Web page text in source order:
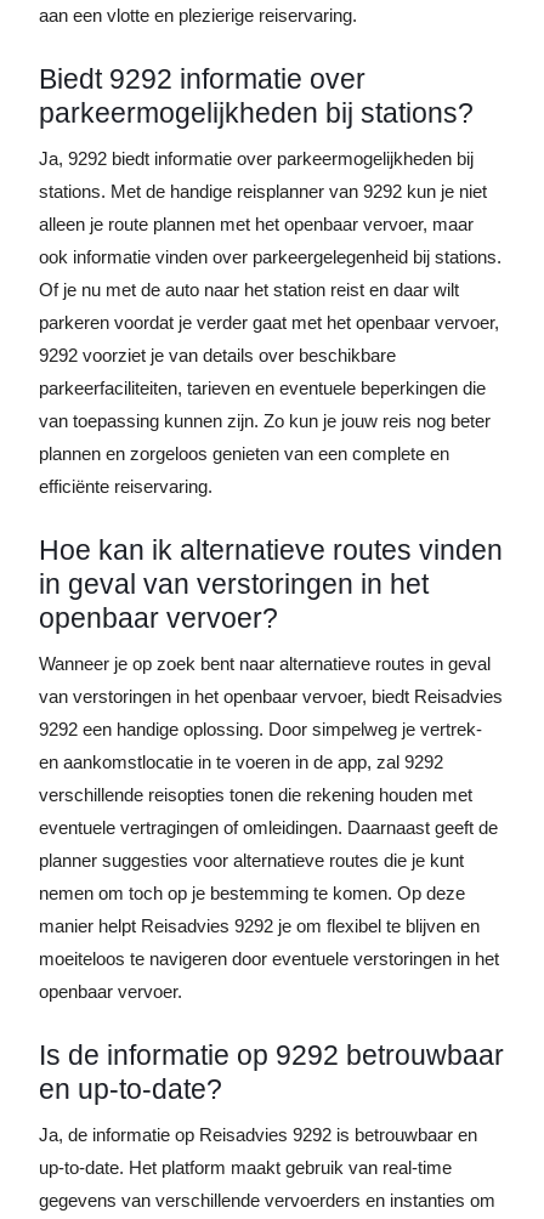
aan een vlotte en plezierige reiservaring.
Biedt 9292 informatie over
parkeermogelijkheden bij stations?
Ja, 9292 biedt informatie over parkeermogelijkheden bij
stations. Met de handige reisplanner van 9292 kun je niet
alleen je route plannen met het openbaar vervoer, maar
ook informatie vinden over parkeergelegenheid bij stations.
Of je nu met de auto naar het station reist en daar wilt
parkeren voordat je verder gaat met het openbaar vervoer,
9292 voorziet je van details over beschikbare
parkeerfaciliteiten, tarieven en eventuele beperkingen die
van toepassing kunnen zijn. Zo kun je jouw reis nog beter
plannen en zorgeloos genieten van een complete en
efficiënte reiservaring.
Hoe kan ik alternatieve routes vinden
in geval van verstoringen in het
openbaar vervoer?
Wanneer je op zoek bent naar alternatieve routes in geval
van verstoringen in het openbaar vervoer, biedt Reisadvies
9292 een handige oplossing. Door simpelweg je vertrek-
en aankomstlocatie in te voeren in de app, zal 9292
verschillende reisopties tonen die rekening houden met
eventuele vertragingen of omleidingen. Daarnaast geeft de
planner suggesties voor alternatieve routes die je kunt
nemen om toch op je bestemming te komen. Op deze
manier helpt Reisadvies 9292 je om flexibel te blijven en
moeiteloos te navigeren door eventuele verstoringen in het
openbaar vervoer.
Is de informatie op 9292 betrouwbaar
en up-to-date?
Ja, de informatie op Reisadvies 9292 is betrouwbaar en
up-to-date. Het platform maakt gebruik van real-time
gegevens van verschillende vervoerders en instanties om